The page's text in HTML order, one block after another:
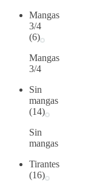
Mangas
3/4
(6)
Mangas
3/4
Sin
mangas
(14)
Sin
mangas
Tirantes
(16)